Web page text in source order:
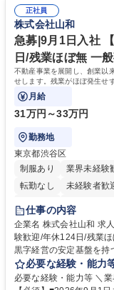
平均100件前後■メール・手紙：同上40
相談室】お客様のお声を
すのでご安心ください。
う会社として、お客様と
を込めてコミュニケーシ
す。 学歴・資格 学歴：大学院 大学 高専 短大 専修学校 高校 語学力： 資
格：
正社員
株式会社山和
急募|9月1日入社
日/残業ほぼ無 一
不動産事業を展開し、創業以
せします。残業がほぼ発生せ
い方にお勧めの環境です！
月給
31万円～33万円
勤務地
東京都渋谷区
制服あり
業界未経験
転勤なし
未経験者歓
育休あり
完全週休2日
仕事の内容
企業名 株式会社山和 求人名 ◆急募｜9月1日入社◆【渋谷/一般事務】未経
験歓迎/年休124日/残業ほぼ無 仕事の内容 不動産事業を展開
黒字経営の安定基盤を持
がほぼ発生せず、連続し
方にお勧めの環境です！ 入社後はOJTを通じて丁寧に研修を行いますの
必要な経験・能力
必要な経験・能力等 ＼